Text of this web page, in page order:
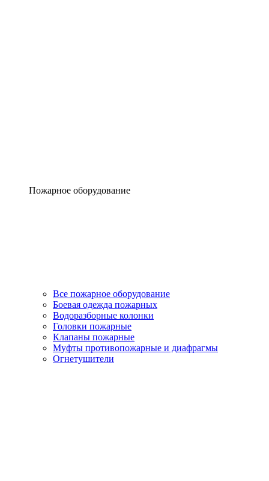
Пожарное оборудование
Все пожарное оборудование
Боевая одежда пожарных
Водоразборные колонки
Головки пожарные
Клапаны пожарные
Муфты противопожарные и диафрагмы
Огнетушители